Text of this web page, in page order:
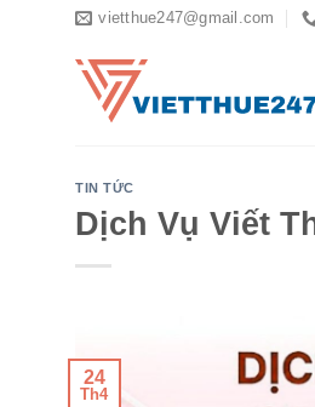
vietthue247@gmail.com
TIN TỨC
Dịch Vụ Viết
24
Th4